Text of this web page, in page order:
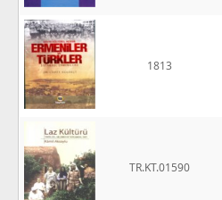
1813
TR.KT.01590